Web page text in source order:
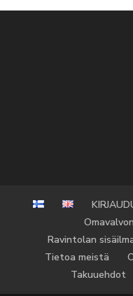
Ravintolan
Tietoa meistä
Takuuehdot